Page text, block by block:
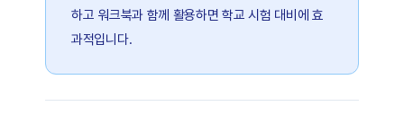
하고 워크북과 함께 활용하면 학교 시험 대비에 효
과적입니다.